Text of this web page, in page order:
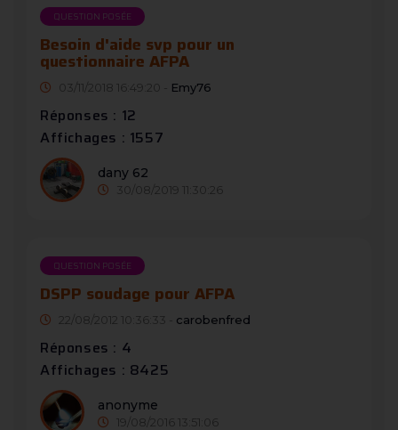
QUESTION POSÉE
Besoin d'aide svp pour un
questionnaire AFPA
03/11/2018 16:49:20 - Emy76
Réponses : 12
Affichages : 1557
dany 62
30/08/2019 11:30:26
QUESTION POSÉE
DSPP soudage pour AFPA
22/08/2012 10:36:33 - carobenfred
Réponses : 4
Affichages : 8425
anonyme
19/08/2016 13:51:06